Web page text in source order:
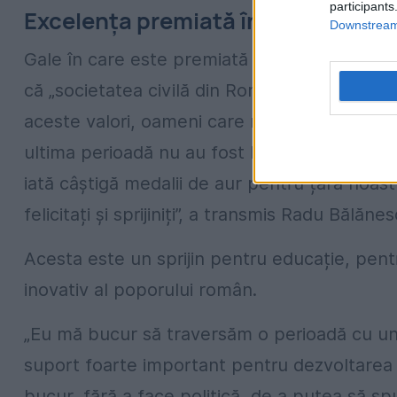
Excelența premiată în România
Gale în care este premiată excelența din
că „societatea civilă din România își
aceste valori, oameni care muncesc de ani
ultima perioadă nu au fost băgați în seamă
iată câștigă medalii de aur pentru țara
felicitați și sprijiniți”, a transmis Radu
Acesta este un sprijin pentru educație,
inovativ al poporului român.
„Eu mă bucur să traversăm o perioadă cu
suport foarte important pentru dezvoltarea